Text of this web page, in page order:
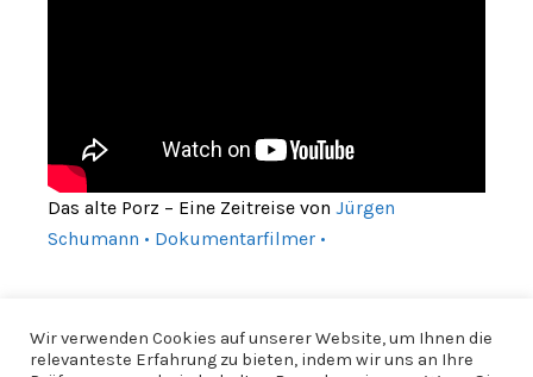
Das alte Porz – Eine Zeitreise von Jürgen
Schumann • Dokumentarfilmer •
Wir verwenden Cookies auf unserer Website, um Ihnen die
relevanteste Erfahrung zu bieten, indem wir uns an Ihre